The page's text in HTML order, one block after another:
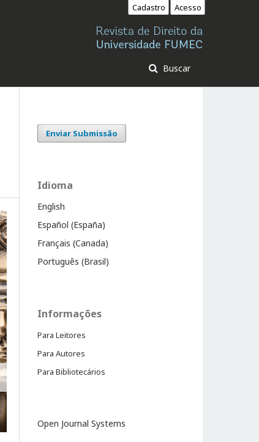
Buscar
Cadastro Acesso
Enviar Submissão
Idioma
English
Español (España)
Français (Canada)
Português (Brasil)
Informações
Para Leitores
Para Autores
Para Bibliotecários
Open Journal Systems